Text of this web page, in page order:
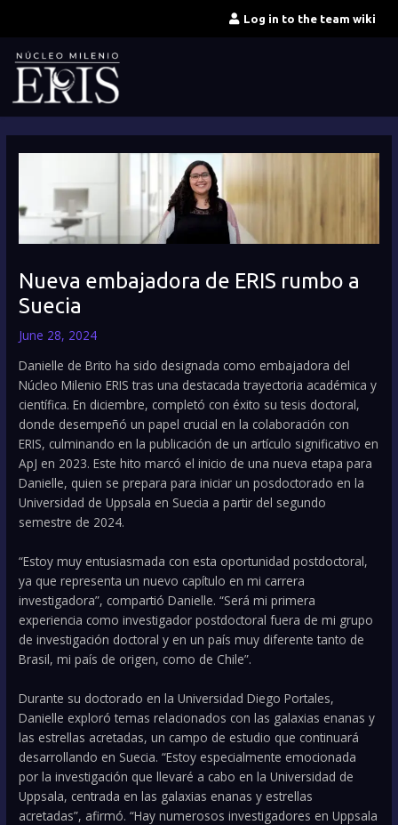
content
Log in to the team wiki
Nueva embajadora de ERIS rumbo a
Suecia
June 28, 2024
Danielle de Brito ha sido designada como embajadora del
Núcleo Milenio ERIS tras una destacada trayectoria académica y
científica. En diciembre, completó con éxito su tesis doctoral,
donde desempeñó un papel crucial en la colaboración con
ERIS, culminando en la publicación de un artículo significativo en
ApJ en 2023. Este hito marcó el inicio de una nueva etapa para
Danielle, quien se prepara para iniciar un posdoctorado en la
Universidad de Uppsala en Suecia a partir del segundo
semestre de 2024.
“Estoy muy entusiasmada con esta oportunidad postdoctoral,
ya que representa un nuevo capítulo en mi carrera
investigadora”, compartió Danielle. “Será mi primera
experiencia como investigador postdoctoral fuera de mi grupo
de investigación doctoral y en un país muy diferente tanto de
Brasil, mi país de origen, como de Chile”.
Durante su doctorado en la Universidad Diego Portales,
Danielle exploró temas relacionados con las galaxias enanas y
las estrellas acretadas, un campo de estudio que continuará
desarrollando en Suecia. “Estoy especialmente emocionada
por la investigación que llevaré a cabo en la Universidad de
Uppsala, centrada en las galaxias enanas y estrellas
acretadas”, afirmó. “Hay numerosos investigadores en Uppsala